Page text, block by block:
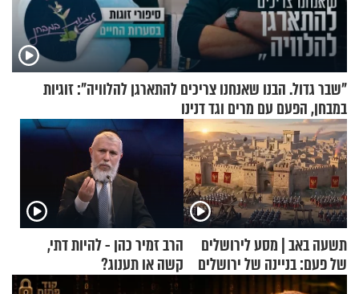
"שבר גדול. הבנו שאנחנו צריכים להתארגן להלוויה": זוגיות
במבחן, הפעם עם מרים וגד דנינו
תשעה באב | מסע לירושלים
של פעם: בניינה של ירושלים
הרב זמיר כהן - להיות דתי,
קשה או תענוג?